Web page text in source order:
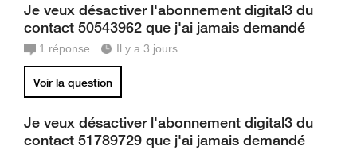
Je veux désactiver l'abonnement digital3 du
contact 50543962 que j'ai jamais demandé
1 réponse Il y a 3 jours
Voir la question
Je veux désactiver l'abonnement digital3 du
contact 51789729 que j'ai jamais demandé